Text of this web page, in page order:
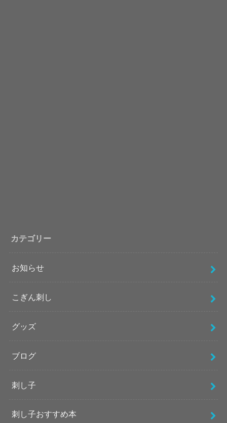
カテゴリー
お知らせ
こぎん刺し
グッズ
ブログ
刺し子
刺し子おすすめ本